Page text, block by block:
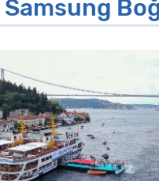
Samsung